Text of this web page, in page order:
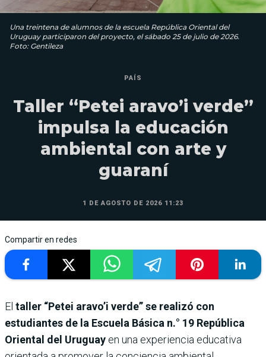
Una treintena de alumnos de la escuela República Oriental del
Uruguay participaron del proyecto, el sábado 25 de julio de 2026.
Foto: Gentileza
PAÍS
Taller “Petei aravo’i verde”
impulsa la educación
ambiental con arte y
guaraní
1 DE AGOSTO DE 2026 11:23
Compartir en redes
El taller “Petei aravo’i verde” se realizó con
estudiantes de la Escuela Básica n.° 19 República
Oriental del Uruguay en una experiencia educativa